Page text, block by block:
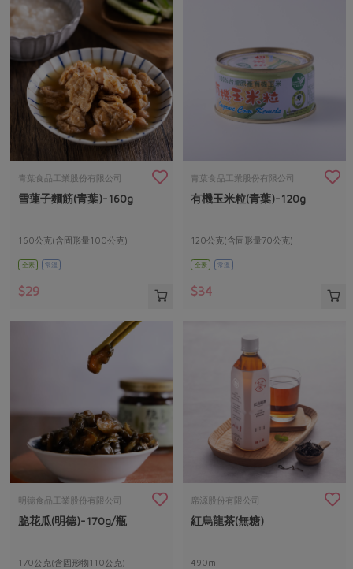
樂齡友善
活動報下載
青葉食品工業股份有限公司
雪蓮子麵筋(青葉)-160g
160公克(含固形量100公克)
全素 常溫
$29
青葉食品工業股份有限公司
有機玉米粒(青葉)-120g
120公克(含固形量70公克)
全素 常溫
$34
明德食品工業股份有限公司
脆花瓜(明德)-170g/瓶
170公克(含固形物110公克)
席源股份有限公司
紅烏龍茶(無糖)
490ml